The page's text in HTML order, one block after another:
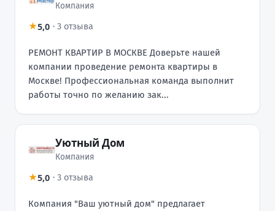
Компания
★5,0 · 3 отзыва
РЕМОНТ КВАРТИР В МОСКВЕ Доверьте нашей
компании проведение ремонта квартиры в
Москве! Профессиональная команда выполнит
работы точно по желанию зак...
Уютный Дом
Компания
★5,0 · 3 отзыва
Компания "Ваш уютный дом" предлагает